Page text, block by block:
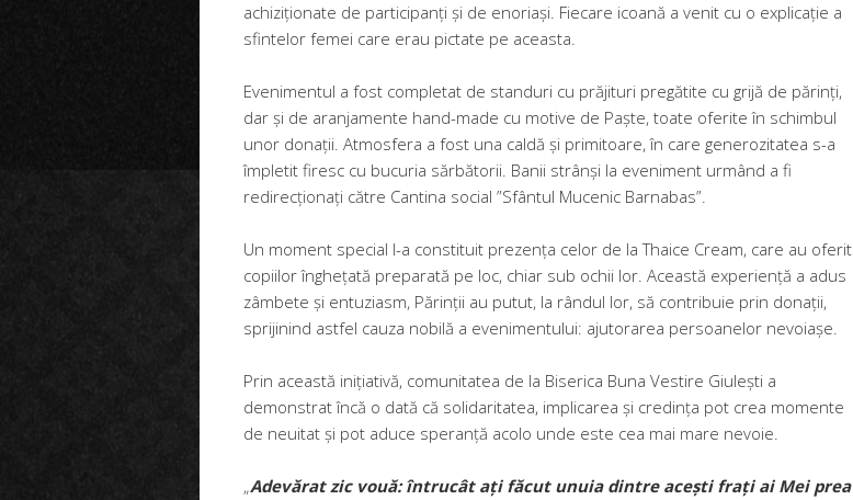
achiziționate de participanți și de enoriași. Fiecare icoană a venit cu o explicație a
sfintelor femei care erau pictate pe aceasta.
Evenimentul a fost completat de standuri cu prăjituri pregătite cu grijă de părinți,
dar și de aranjamente hand-made cu motive de Paște, toate oferite în schimbul
unor donații. Atmosfera a fost una caldă și primitoare, în care generozitatea s-a
împletit firesc cu bucuria sărbătorii. Banii strânși la eveniment urmând a fi
redirecționați către Cantina social ”Sfântul Mucenic Barnabas”.
Un moment special l-a constituit prezența celor de la Thaice Cream, care au oferit
copiilor înghețată preparată pe loc, chiar sub ochii lor. Această experiență a adus
zâmbete și entuziasm, Părinții au putut, la rândul lor, să contribuie prin donații,
sprijinind astfel cauza nobilă a evenimentului: ajutorarea persoanelor nevoiașe.
Prin această inițiativă, comunitatea de la Biserica Buna Vestire Giulești a
demonstrat încă o dată că solidaritatea, implicarea și credința pot crea momente
de neuitat și pot aduce speranță acolo unde este cea mai mare nevoie.
„Adevărat zic vouă: întrucât ați făcut unuia dintre acești frați ai Mei prea